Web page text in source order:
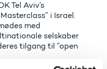
Tel Aviv’s
i Israel.
med
selskaber
tilgang til ”open